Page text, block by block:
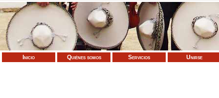
Inicio Quiénes somos Servicios Unirse